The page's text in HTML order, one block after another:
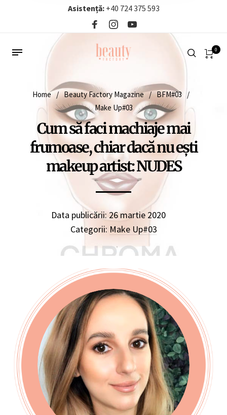
Asistență: +40 724 375 593‬
0
Home / Beauty Factory Magazine / BFM#03 /
Make Up#03
Cum să faci machiaje mai
frumoase, chiar dacă nu eşti
makeup artist: NUDES
Data publicării: 26 martie 2020
Categorii: Make Up#03